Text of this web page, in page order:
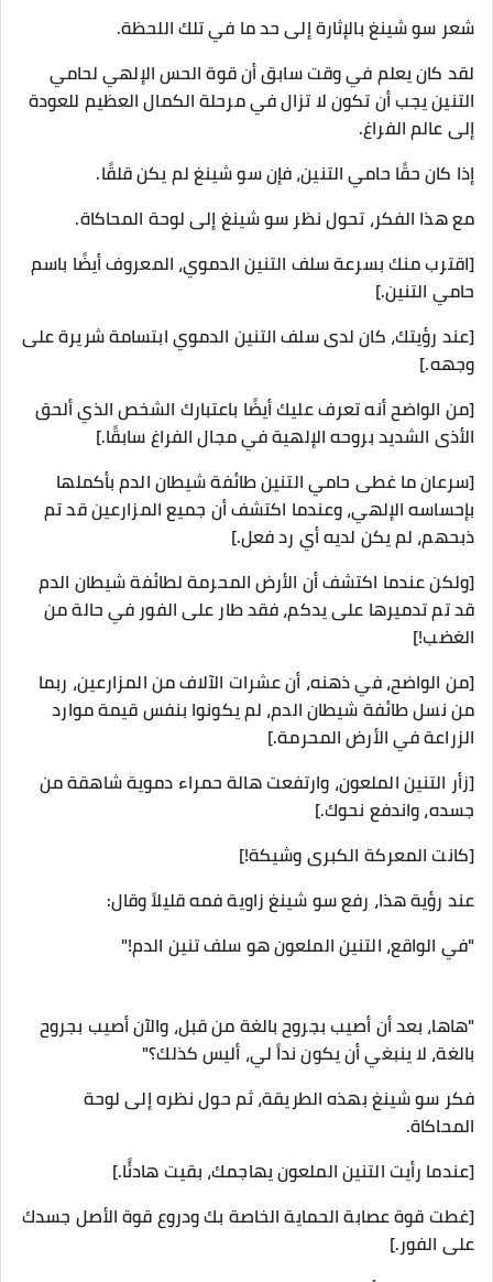
شعر سو شينغ بالإثارة إلى حد ما في تلك اللحظة.
لقد كان يعلم في وقت سابق أن قوة الحس الإلهي لحامي
التنين يجب أن تكون لا تزال في مرحلة الكمال العظيم للعودة
إلى عالم الفراغ.
إذا كان حقًا حامي التنين، فإن سو شينغ لم يكن قلقًا.
مع هذا الفكر، تحول نظر سو شينغ إلى لوحة المحاكاة.
[اقترب منك بسرعة سلف التنين الدموي، المعروف أيضًا باسم
حامي التنين.]
[عند رؤيتك، كان لدى سلف التنين الدموي ابتسامة شريرة على
وجهه.]
[من الواضح أنه تعرف عليك أيضًا باعتبارك الشخص الذي ألحق
الأذى الشديد بروحه الإلهية في مجال الفراغ سابقًا.]
[سرعان ما غطى حامي التنين طائفة شيطان الدم بأكملها
بإحساسه الإلهي، وعندما اكتشف أن جميع المزارعين قد تم
ذبحهم، لم يكن لديه أي رد فعل.]
[ولكن عندما اكتشف أن الأرض المحرمة لطائفة شيطان الدم
قد تم تدميرها على يدكم، فقد طار على الفور في حالة من
الغضب!]
[من الواضح، في ذهنه، أن عشرات الآلاف من المزارعين، ربما
من نسل طائفة شيطان الدم، لم يكونوا بنفس قيمة موارد
الزراعة في الأرض المحرمة.]
[زأر التنين الملعون، وارتفعت هالة حمراء دموية شاهقة من
جسده، واندفع نحوك.]
[كانت المعركة الكبرى وشيكة!]
عند رؤية هذا، رفع سو شينغ زاوية فمه قليلاً وقال:
"في الواقع، التنين الملعون هو سلف تنين الدم!"
"هاها، بعد أن أصيب بجروح بالغة من قبل، والآن أصيب بجروح
بالغة، لا ينبغي أن يكون نداً لي، أليس كذلك؟"
فكر سو شينغ بهذه الطريقة، ثم حول نظره إلى لوحة
المحاكاة.
[عندما رأيت التنين الملعون يهاجمك، بقيت هادئًا.]
[غطت قوة عصابة الحماية الخاصة بك ودروع قوة الأصل جسدك
على الفور.]